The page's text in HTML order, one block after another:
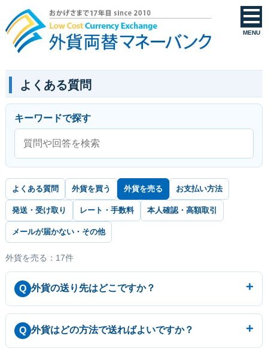
MENU
よくある質問
キーワードで探す
よくある質問 外貨を買う 外貨を売る お支払い方法
発送・受け取り レート・手数料 本人確認・高額取引
メールが届かない・その他
外貨を売る：17件
Q 外貨の送り先はどこですか？
Q 外貨はどの方法で送ればよいですか？